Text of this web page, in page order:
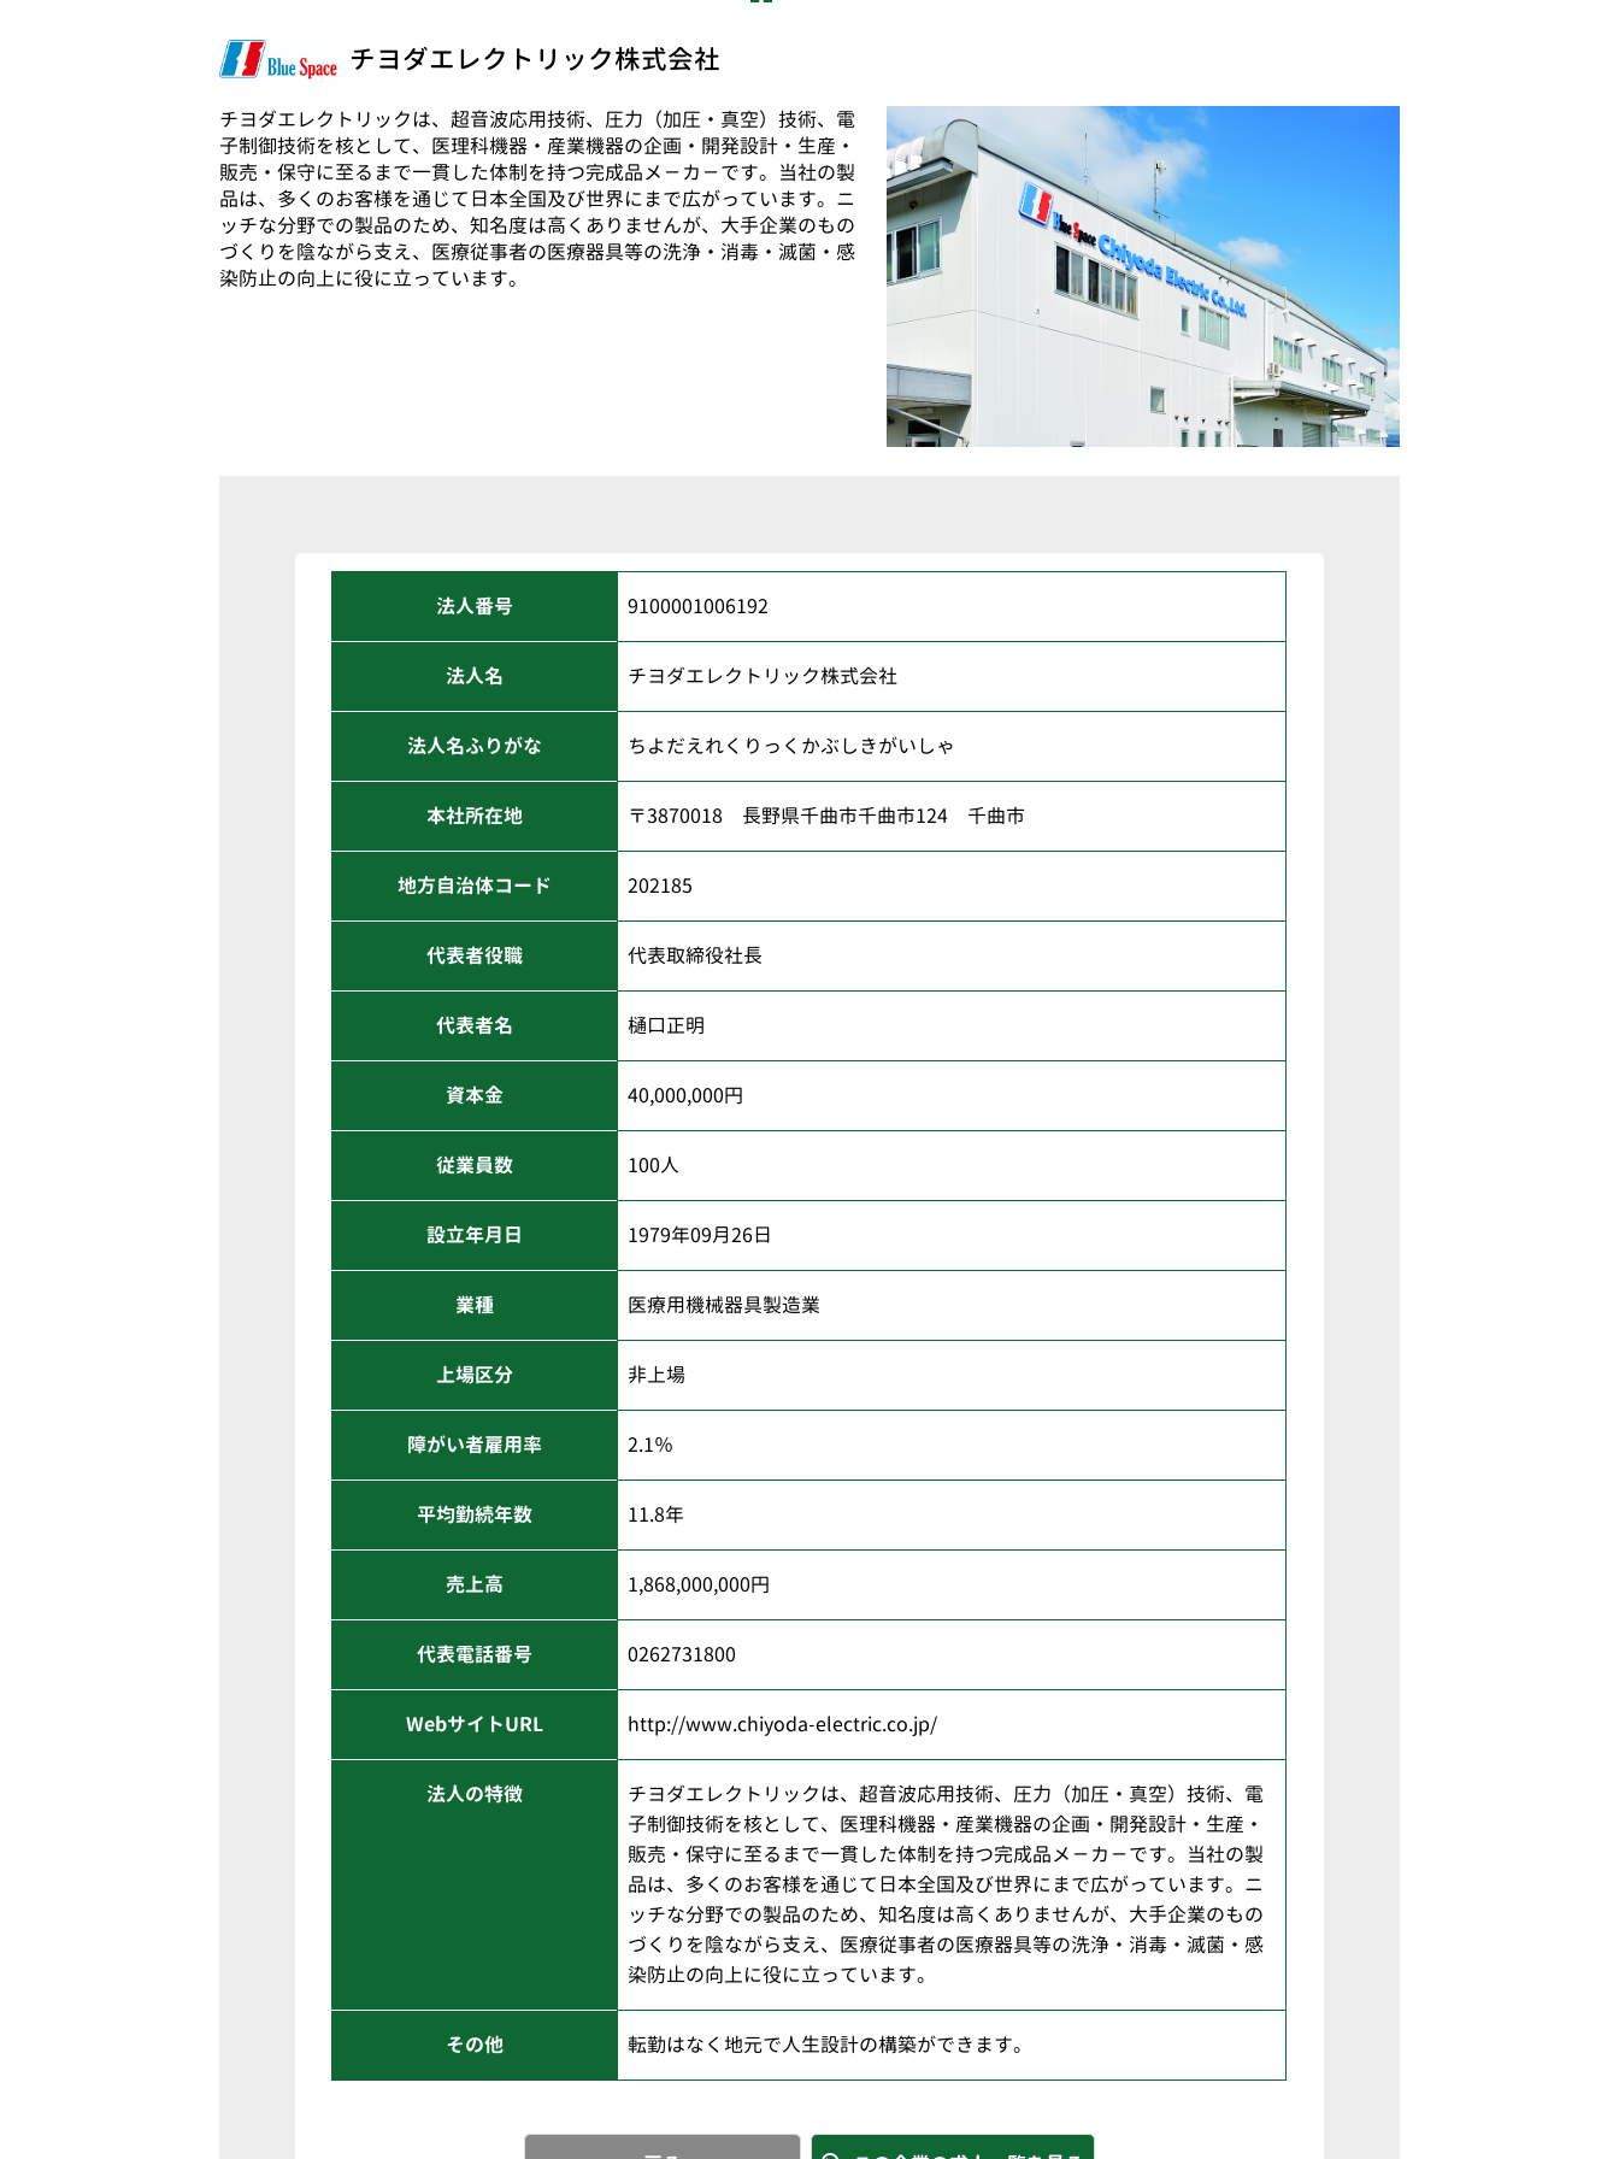
チヨダエレクトリック株式会社
チヨダエレクトリックは、超音波応用技術、圧力（加圧・真空）技術、電
子制御技術を核として、医理科機器・産業機器の企画・開発設計・生産・
販売・保守に至るまで一貫した体制を持つ完成品メ－カ－です。当社の製
品は、多くのお客様を通じて日本全国及び世界にまで広がっています。ニ
ッチな分野での製品のため、知名度は高くありませんが、大手企業のもの
づくりを陰ながら支え、医療従事者の医療器具等の洗浄・消毒・滅菌・感
染防止の向上に役に立っています。
法人番号 9100001006192
法人名 チヨダエレクトリック株式会社
法人名ふりがな ちよだえれくりっくかぶしきがいしゃ
本社所在地 〒3870018 長野県千曲市千曲市124 千曲市
地方自治体コード 202185
代表者役職 代表取締役社長
代表者名 樋口正明
資本金 40,000,000円
従業員数 100人
設立年月日 1979年09月26日
業種 医療用機械器具製造業
上場区分 非上場
障がい者雇用率 2.1％
平均勤続年数 11.8年
売上高 1,868,000,000円
代表電話番号 0262731800
WebサイトURL http://www.chiyoda-electric.co.jp/
法人の特徴
チヨダエレクトリックは、超音波応用技術、圧力（加圧・真空）技術、電
子制御技術を核として、医理科機器・産業機器の企画・開発設計・生産・
販売・保守に至るまで一貫した体制を持つ完成品メ－カ－です。当社の製
品は、多くのお客様を通じて日本全国及び世界にまで広がっています。ニ
ッチな分野での製品のため、知名度は高くありませんが、大手企業のもの
づくりを陰ながら支え、医療従事者の医療器具等の洗浄・消毒・滅菌・感
染防止の向上に役に立っています。
その他 転勤はなく地元で人生設計の構築ができます。